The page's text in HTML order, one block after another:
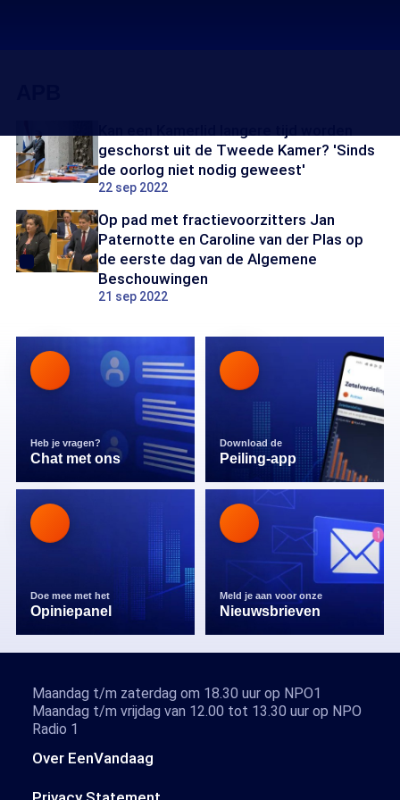
geschorst uit de Tweede Kamer? 'Sinds
de oorlog niet nodig geweest'
22 sep 2022
Op pad met fractievoorzitters Jan
Paternotte en Caroline van der Plas op
de eerste dag van de Algemene
Beschouwingen
21 sep 2022
Heb je vragen?
Chat met ons
Download de
Peiling-app
Doe mee met het
Opiniepanel
Meld je aan voor onze
Nieuwsbrieven
Over EenVandaag
Maandag t/m zaterdag om 18.30 uur op NPO1
Maandag t/m vrijdag van 12.00 tot 13.30 uur op NPO
Radio 1